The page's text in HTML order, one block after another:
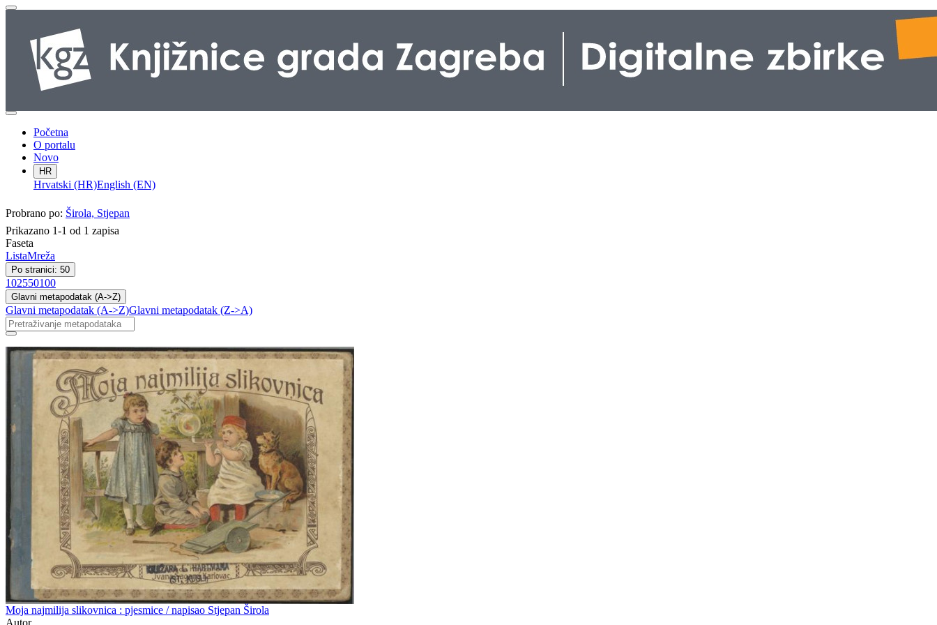
Početna
O portalu
Novo
HR
Hrvatski (HR)English (EN)
Probrano po: Širola, Stjepan
Prikazano 1-1 od 1 zapisa
Faseta
ListaMreža
Po stranici: 50
102550100
Glavni metapodatak (A->Z)
Glavni metapodatak (A->Z)Glavni metapodatak (Z->A)
Moja najmilija slikovnica : pjesmice / napisao Stjepan Širola
Autor